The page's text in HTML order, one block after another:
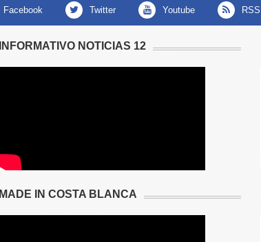
facebook twitter youtube RSS
INFORMATIVO NOTICIAS 12
MADE IN COSTA BLANCA